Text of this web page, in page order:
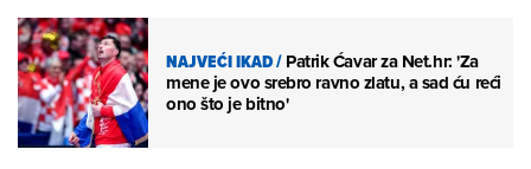
NAJVEĆI IKAD/Patrik Ćavar za Net.hr: 'Za
mene je ovo srebro ravno zlatu, a sad ću reći
ono što je bitno'